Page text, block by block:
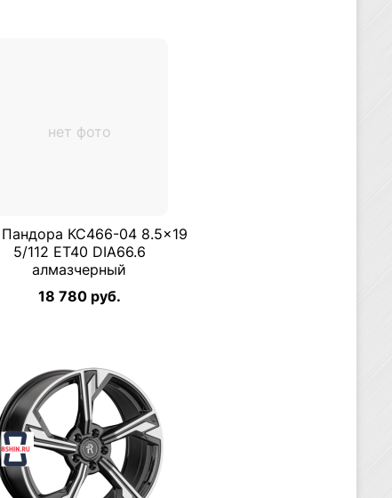
нет фото
Пандора КС466-04 8.5×19
5/112 ET40 DIA66.6
алмазчерный
18 780 руб.